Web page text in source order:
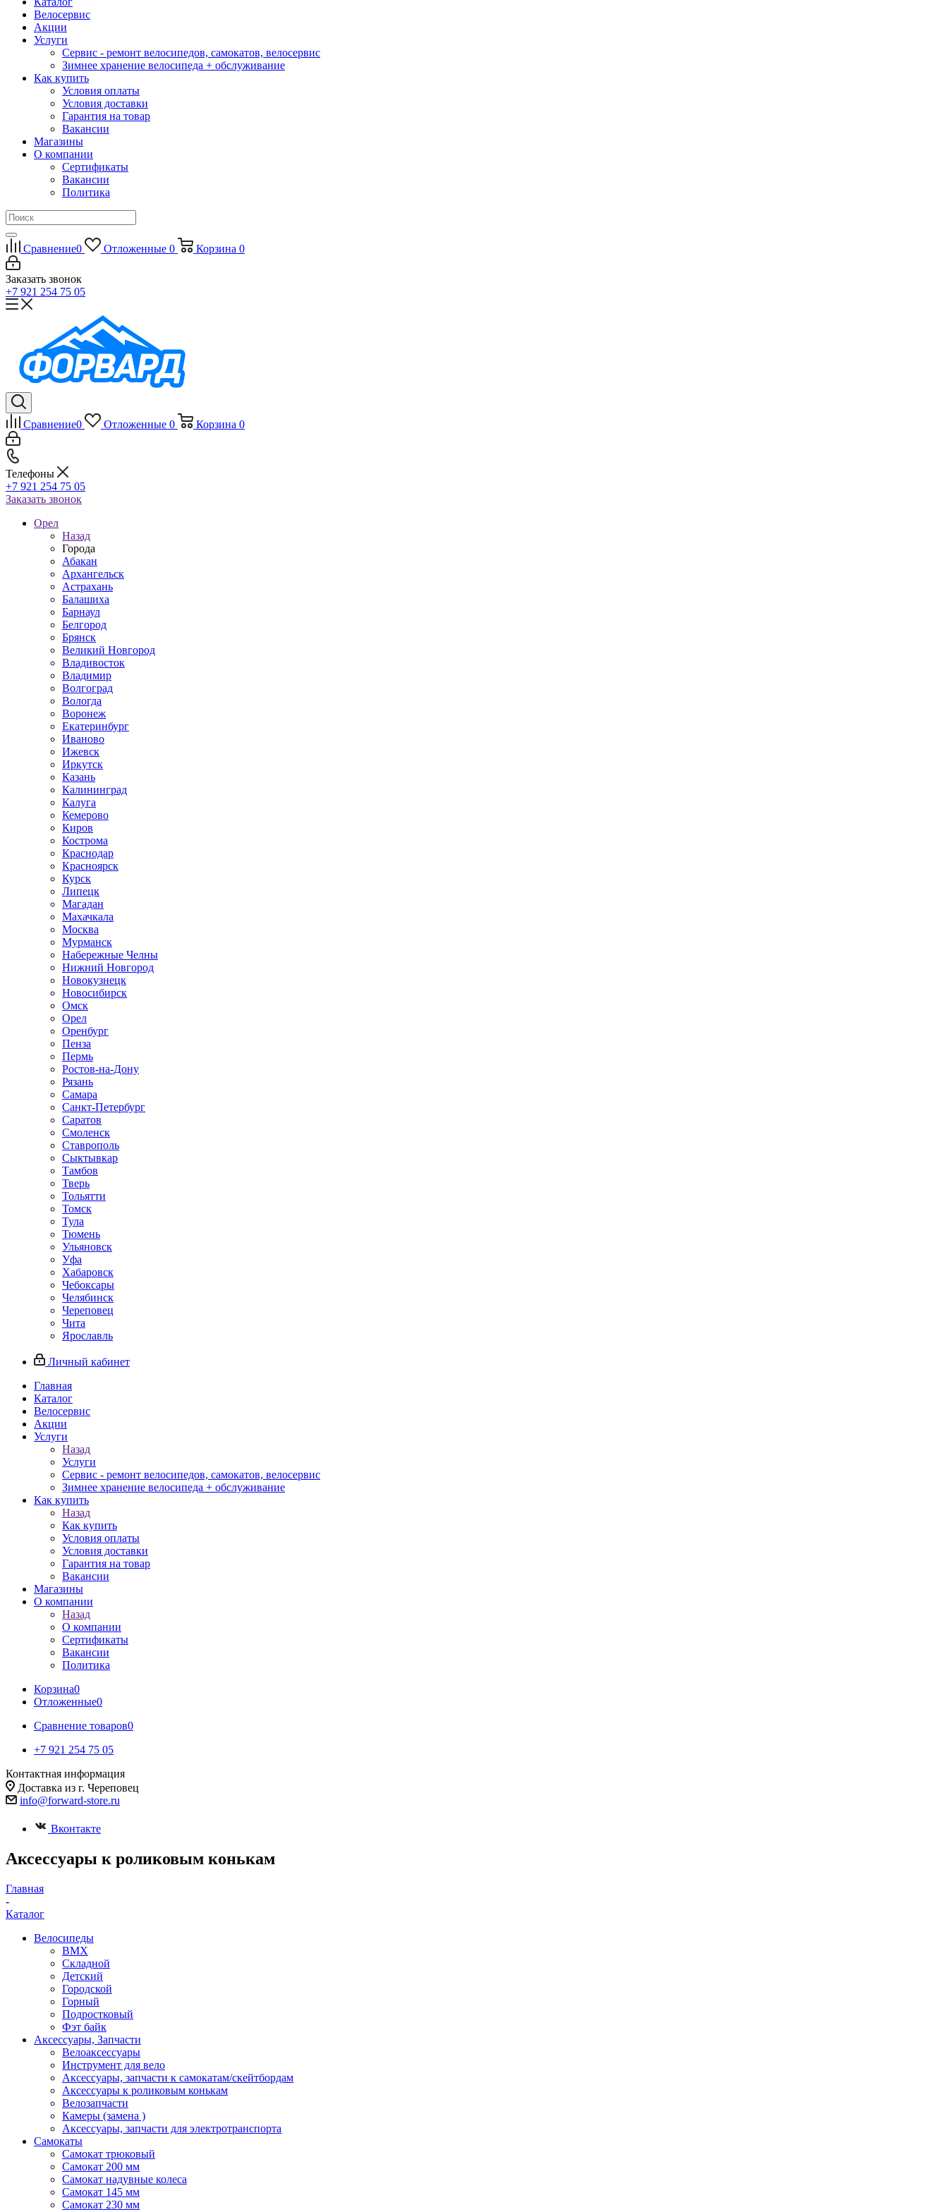
Велосервис
Акции
Услуги
Сервис - ремонт велосипедов, самокатов, велосервис
Зимнее хранение велосипеда + обслуживание
Как купить
Условия оплаты
Условия доставки
Гарантия на товар
Вакансии
Магазины
О компании
Сертификаты
Вакансии
Политика
Сравнение0 Отложенные 0 Корзина 0
Заказать звонок
+7 921 254 75 05
Сравнение0 Отложенные 0 Корзина 0
Телефоны
+7 921 254 75 05
Заказать звонок
Орел
Назад
Города
Абакан
Архангельск
Астрахань
Балашиха
Барнаул
Белгород
Брянск
Великий Новгород
Владивосток
Владимир
Волгоград
Вологда
Воронеж
Екатеринбург
Иваново
Ижевск
Иркутск
Казань
Калининград
Калуга
Кемерово
Киров
Кострома
Краснодар
Красноярск
Курск
Липецк
Магадан
Махачкала
Москва
Мурманск
Набережные Челны
Нижний Новгород
Новокузнецк
Новосибирск
Омск
Орел
Оренбург
Пенза
Пермь
Ростов-на-Дону
Рязань
Самара
Санкт-Петербург
Саратов
Смоленск
Ставрополь
Сыктывкар
Тамбов
Тверь
Тольятти
Томск
Тула
Тюмень
Ульяновск
Уфа
Хабаровск
Чебоксары
Челябинск
Череповец
Чита
Ярославль
Личный кабинет
Главная
Каталог
Велосервис
Акции
Услуги
Назад
Услуги
Сервис - ремонт велосипедов, самокатов, велосервис
Зимнее хранение велосипеда + обслуживание
Как купить
Назад
Как купить
Условия оплаты
Условия доставки
Гарантия на товар
Вакансии
Магазины
О компании
Назад
О компании
Сертификаты
Вакансии
Политика
Корзина0
Отложенные0
Сравнение товаров0
+7 921 254 75 05
Контактная информация
Доставка из г. Череповец
info@forward-store.ru
Вконтакте
Аксессуары к роликовым конькам
Главная
-
Каталог
Велосипеды
BMX
Складной
Детский
Городской
Горный
Подростковый
Фэт байк
Аксессуары, Запчасти
Велоаксессуары
Инструмент для вело
Аксессуары, запчасти к самокатам/скейтбордам
Аксессуары к роликовым конькам
Велозапчасти
Камеры (замена )
Аксессуары, запчасти для электротранспорта
Самокаты
Самокат трюковый
Самокат 200 мм
Самокат надувные колеса
Самокат 145 мм
Самокат 230 мм